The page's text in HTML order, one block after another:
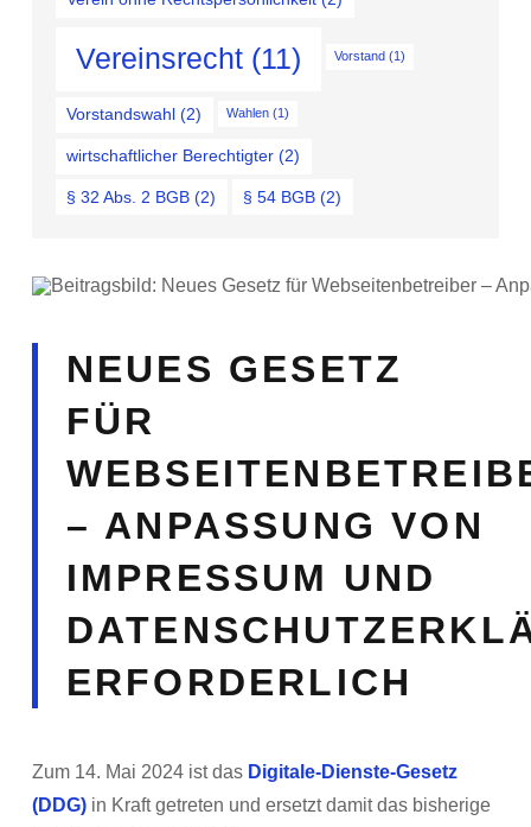
Vereinsrecht(11) Vorstand (1)
Vorstandswahl (2) Wahlen(1)
wirtschaftlicher Berechtigter (2)
§ 32 Abs. 2 BGB (2) § 54 BGB (2)
NEUES GESETZ
FÜR
– ANPASSUNG VON
IMPRESSUM UND
ERFORDERLICH
Zum 14. Mai 2024 ist das Digitale-Dienste-Gesetz
(DDG)in Kraft getreten und ersetzt damit das bisherige